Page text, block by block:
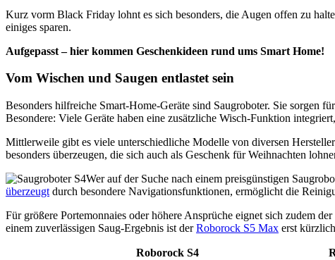
Kurz vorm Black Friday lohnt es sich besonders, die Augen offen zu
einiges sparen.
Aufgepasst – hier kommen Geschenkideen rund ums Smart Home!
Vom Wischen und Saugen entlastet sein
Besonders hilfreiche Smart-Home-Geräte sind Saugroboter. Sie sorgen
Besondere: Viele Geräte haben eine zusätzliche Wisch-Funktion
Mittlerweile gibt es viele unterschiedliche Modelle von diversen
besonders überzeugen, die sich auch als Geschenk für Weihnachten
Wer auf der Suche nach einem preisgünstigen
überzeugt durch besondere Navigationsfunktionen, ermöglicht die
Für größere Portemonnaies oder höhere Ansprüche eignet sich zudem
einem zuverlässigen Saug-Ergebnis ist derRoborock S5 Max erst
Roborock S4